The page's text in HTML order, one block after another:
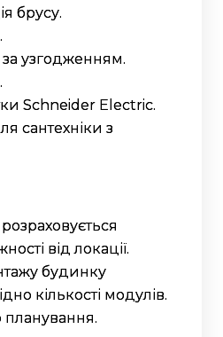
брусу.
узгодженням.
Schneider Electric.
сантехніки з
від локації.
будинку
кількості модулів.
планування.